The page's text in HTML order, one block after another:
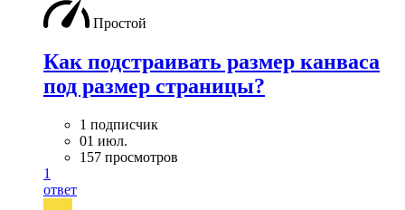
Простой
Как подстраивать размер канваса
под размер страницы?
1 подписчик
01 июл.
157 просмотров
1
ответ